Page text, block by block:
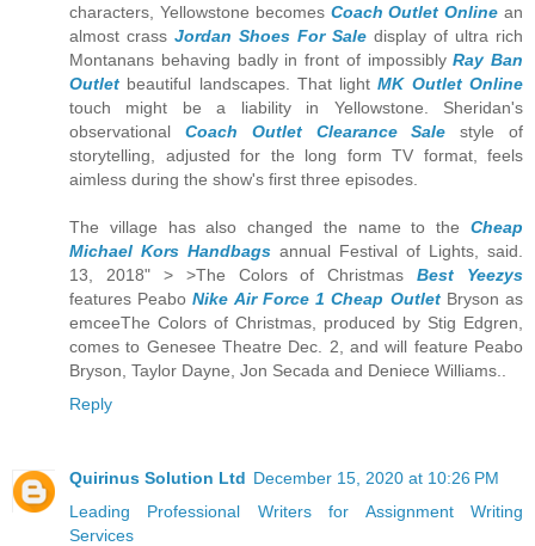
characters, Yellowstone becomes Coach Outlet Online an
almost crass Jordan Shoes For Sale display of ultra rich
Montanans behaving badly in front of impossiblyRay Ban
Outlet beautiful landscapes. That lightMK Outlet Online
touch might be a liability in Yellowstone. Sheridan's
observational Coach Outlet Clearance Sale style of
storytelling, adjusted for the long form TV format, feels
aimless during the show's first three episodes.
The village has also changed the name to the Cheap
Michael Kors Handbags annual Festival of Lights, said.
13, 2018" > >The Colors of ChristmasBest Yeezys
features PeaboNike Air Force 1 Cheap OutletBryson as
emceeThe Colors of Christmas, produced by Stig Edgren,
comes to Genesee Theatre Dec. 2, and will feature Peabo
Bryson, Taylor Dayne, Jon Secada and Deniece Williams..
Reply
Quirinus Solution Ltd December 15, 2020 at 10:26 PM
Leading Professional Writers for Assignment Writing
Services